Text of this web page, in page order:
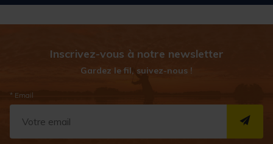
Inscrivez-vous à notre newsletter
Gardez le fil, suivez-nous !
* Email